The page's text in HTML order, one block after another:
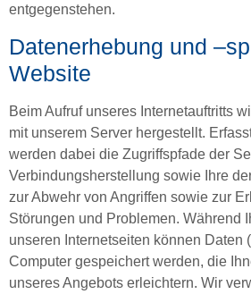
entgegenstehen.
Datenerhebung und
Website
Beim Aufruf unseres Internetauftritts
mit unserem Server hergestellt.
werden dabei die Zugriffspfade der
Verbindungsherstellung sowie Ihre
zur Abwehr von Angriffen sowie zur
Störungen und Problemen. Während
unseren Internetseiten können Daten
Computer gespeichert werden, die
unseres Angebots erleichtern. Wir